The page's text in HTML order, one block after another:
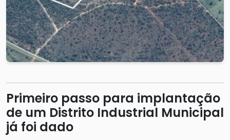
Primeiro passo para implantação
de um Distrito Industrial Municipal
já foi dado